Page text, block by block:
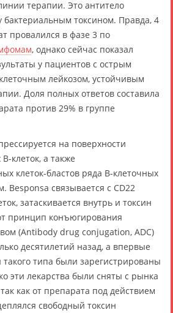
терапии. Это антитело
токсином. Правда, 4
провалился в фазе 3 по
, однако сейчас показал
у пациентов с острым
лейкозом, устойчивым
Доля полных ответов составила
против 29% в группе
на поверхности
клеток, а также
клеток-бластов ряда В-клеточных
Besponsa связывается с CD22
затаскивается внутрь и токсин
принцип конъюгирования
(Antibody drug conjugation, ADC)
десятилетий назад, а впервые
типа были зарегистрированы
эти лекарства были сняты с рынка
как от препарата под действием
свободный токсин